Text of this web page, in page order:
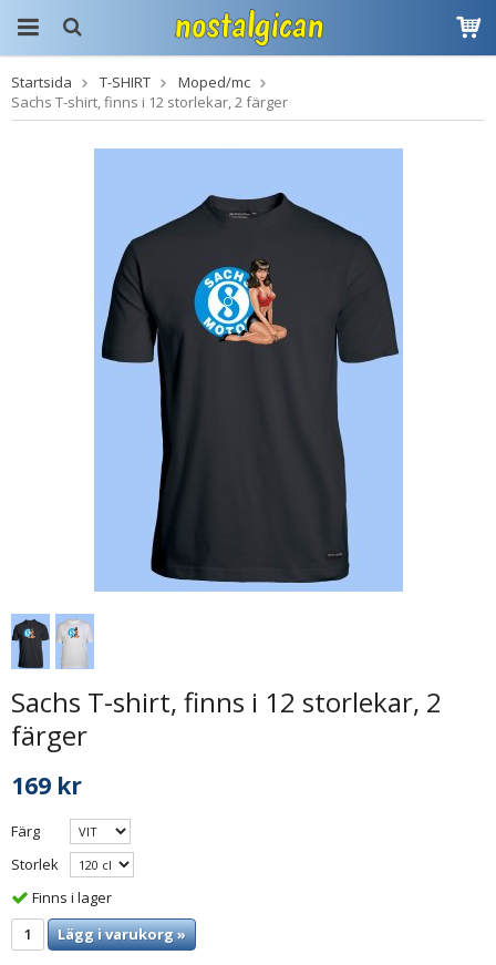
Produkten har blivit
tillagd i varukorgen
Startsida T-SHIRT
Moped/mc
Sachs T-shirt, finns i 12 storlekar, 2 färger
Sachs T-shirt, finns i 12 storlekar, 2
färger
169 kr
Färg
Storlek
Finns i lager
Lägg i varukorg »